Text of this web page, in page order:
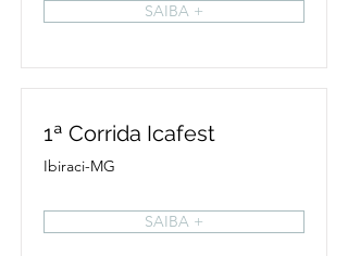
SAIBA +
1ª Corrida Icafest
Ibiraci-MG
SAIBA +